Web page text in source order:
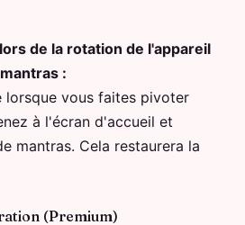
de la rotation de l'appareil
:
lorsque vous faites pivoter
à l'écran d'accueil et
mantras. Cela restaurera la
(Premium)